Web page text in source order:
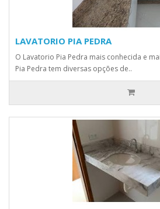
LAVATORIO PIA PEDRA
O Lavatorio Pia Pedra mais conhecida e
Pia Pedra tem diversas opções de..